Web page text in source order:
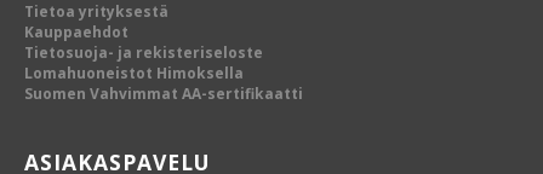
Tietoa yrityksestä
Kauppaehdot
Tietosuoja- ja rekisteriseloste
Lomahuoneistot Himoksella
Suomen Vahvimmat AA-sertifikaatti
ASIAKASPAVELU